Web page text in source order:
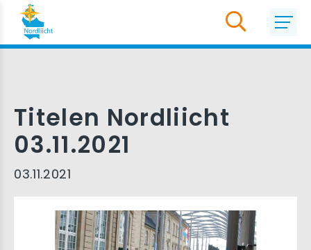
Titelen Nordliicht
03.11.2021
03.11.2021